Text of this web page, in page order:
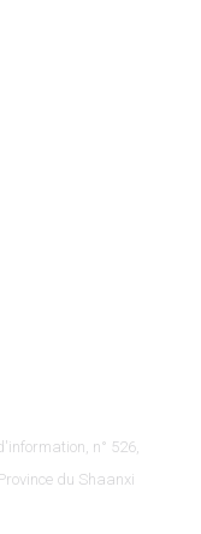
n° 526,
du Shaanxi